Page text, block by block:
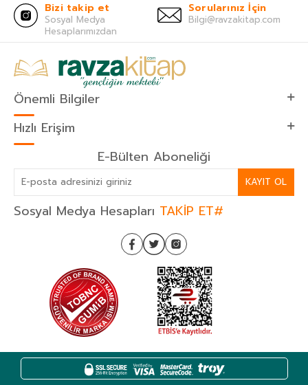
Bizi takip et
Sosyal Medya
Hesaplarımızdan
Sorularınız İçin
Bilgi@ravzakitap.com
Önemli Bilgiler
Hızlı Erişim
E-Bülten Aboneliği
KAYIT OL
Sosyal Medya Hesapları TAKİP ET#